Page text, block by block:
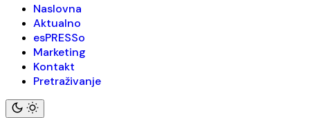
Naslovna
Aktualno
esPRESSo
Marketing
Kontakt
Pretraživanje